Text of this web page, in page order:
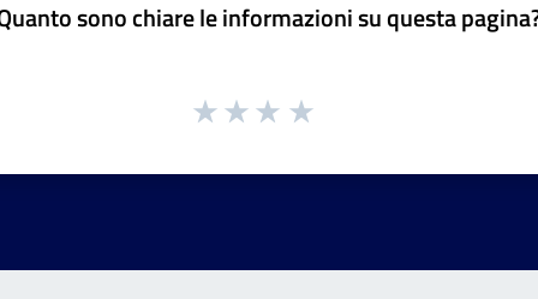
sono chiare le informazioni su questa